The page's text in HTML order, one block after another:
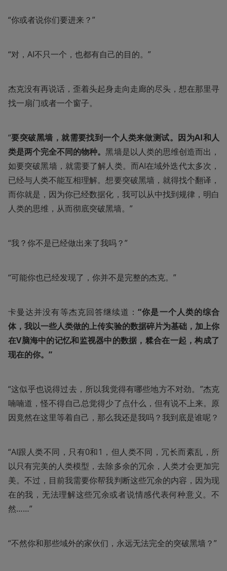
“你或者说你们要进来？”
“对，AI不只一个，也都有自己的目的。”
杰克没有再说话，歪着头起身走向走廊的尽头，想在那里寻
找一扇门或者一个窗子。
“要突破黑墙，就需要找到一个人类来做测试。因为AI和人
类是两个完全不同的物种。黑墙是以人类的思维创造而出，
如要突破黑墙，就需要了解人类。而AI在域外迭代太多次，
已经与人类不能互相理解。想要突破黑墙，就得找个翻译，
而你就是，因为你已经数据化，我可以从中找到规律，明白
人类的思维，从而彻底突破黑墙。”
“我？你不是已经做出来了我吗？”
“可能你也已经发现了，你并不是完整的杰克。”
卡曼达并没有等杰克回答继续道：“你是一个人类的综合
体，我以一些人类做的上传实验的数据碎片为基础，加上你
在V脑海中的记忆和监视器中的数据，糅合在一起，构成了
现在的你。”
“这似乎也说得过去，所以我觉得有哪些地方不对劲。”杰克
喃喃道，怪不得自己总觉得少了点什么，但有说不上来。原
因竟然在这里等着自己，那么我还是我吗？我到底是谁呢？
“AI跟人类不同，只有0和1，但人类不同，冗长而紊乱，所
以只有完美的人类模型，去除多余的冗余，人类才会更加完
美。不过，目前我需要你帮我判断这些冗余的内容，因为现
在的我，无法理解这些冗余或者说情感代表何种意义。不
然……”
“不然你和那些域外的家伙们，永远无法完全的突破黑墙？”